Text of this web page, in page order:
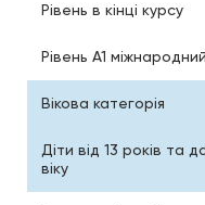
Рівень в кінці курсу
Рівень А1
Вікова категорія
Діти від 13 років та
віку